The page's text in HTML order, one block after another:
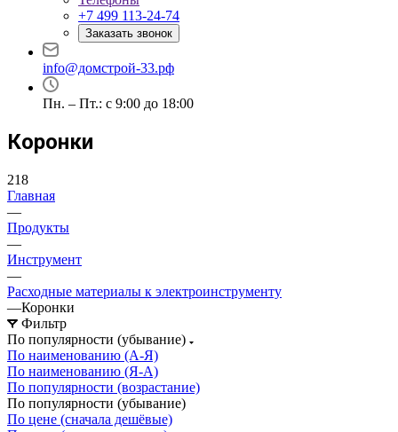
+7 499 113-24-74
Заказать звонок
info@домстрой-33.рф
Пн. – Пт.: с 9:00 до 18:00
Коронки
218
Главная
—
Продукты
—
Инструмент
—
Расходные материалы к электроинструменту
—Коронки
Фильтр
По популярности (убывание)
По наименованию (А-Я)
По наименованию (Я-А)
По популярности (возрастание)
По популярности (убывание)
По цене (сначала дешёвые)